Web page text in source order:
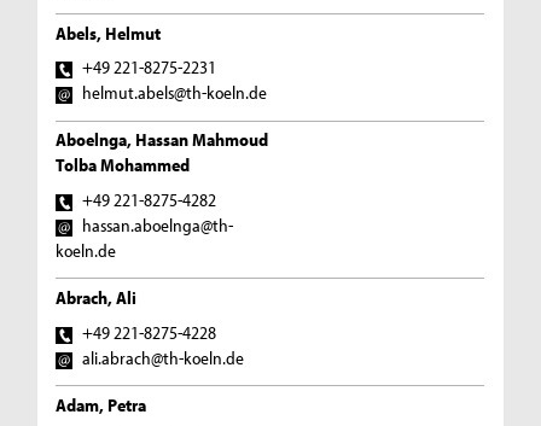
Abels, Helmut
+49 221-8275-2231
helmut.abels@th-koeln.de
Aboelnga, Hassan Mahmoud
Tolba Mohammed
+49 221-8275-4282
hassan.aboelnga@th-
koeln.de
Abrach, Ali
+49 221-8275-4228
ali.abrach@th-koeln.de
Adam, Petra